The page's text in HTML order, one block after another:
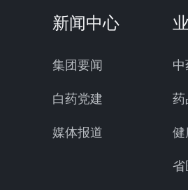
新闻中心
集团要闻
白药党建
媒体报道
药
健
省